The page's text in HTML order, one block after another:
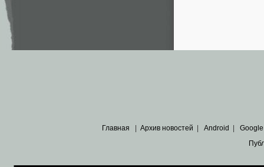
Главная Архив новостей Android Google